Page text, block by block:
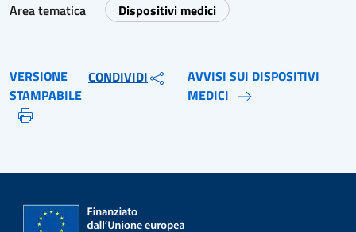
Area tematica Dispositivi medici
VERSIONE
STAMPABILE
CONDIVIDI
AVVISI SUI DISPOSITIVI
MEDICI